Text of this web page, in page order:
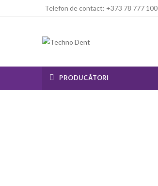
Telefon de contact: +373 78 777 100
PRODUCĂTORI